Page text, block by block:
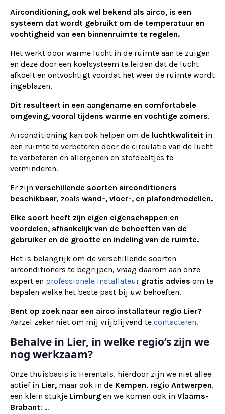
Airconditioning, ook wel bekend als airco, is een
systeem dat wordt gebruikt om de temperatuur en
vochtigheid van een binnenruimte te regelen.
Het werkt door warme lucht in de ruimte aan te zuigen
en deze door een koelsysteem te leiden dat de lucht
afkoelt en ontvochtigt voordat het weer de ruimte wordt
ingeblazen.
Dit resulteert in een aangename en comfortabele
omgeving, vooral tijdens warme en vochtige zomers.
Airconditioning kan ook helpen om de luchtkwaliteit in
een ruimte te verbeteren door de circulatie van de lucht
te verbeteren en allergenen en stofdeeltjes te
verminderen.
Er zijn verschillende soorten airconditioners
beschikbaar, zoals wand-, vloer-, en plafondmodellen.
Elke soort heeft zijn eigen eigenschappen en
voordelen, afhankelijk van de behoeften van de
gebruiker en de grootte en indeling van de ruimte.
Het is belangrijk om de verschillende soorten
airconditioners te begrijpen, vraag daarom aan onze
expert en professionele installateur gratis advies om te
bepalen welke het beste past bij uw behoeften.
Bent op zoek naar een airco installateur regio Lier?
Aarzel zeker niet om mij vrijblijvend te contacteren.
Behalve in Lier, in welke regio’s zijn we
nog werkzaam?
Onze thuisbasis is Herentals, hierdoor zijn we niet allee
actief in Lier, maar ook in de Kempen, regio Antwerpen,
een klein stukje Limburg en we komen ook in Vlaams-
Brabant: ...